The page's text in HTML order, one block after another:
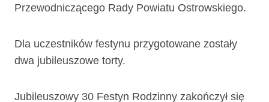
Przewodniczącego Rady Powiatu Ostrowskiego.
Dla uczestników festynu przygotowane zostały
dwa jubileuszowe torty.
Jubileuszowy 30 Festyn Rodzinny zakończył się